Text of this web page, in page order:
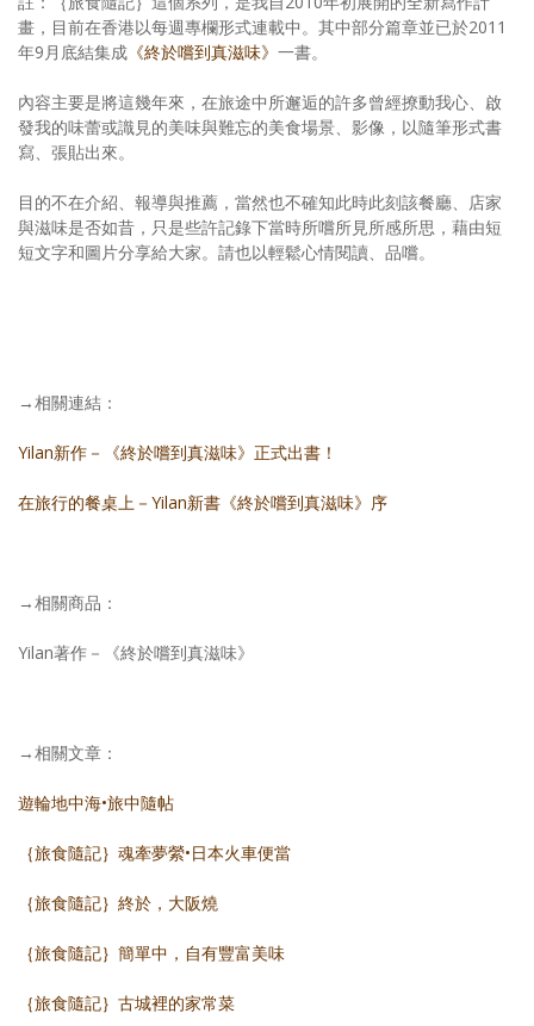
畫，目前在香港以每週專欄形式連載中。其中部分篇章並已於2011
年9月底結集成 《終於嚐到真滋味》 一書。
內容主要是將這幾年來，在旅途中所邂逅的許多曾經撩動我心、啟
發我的味蕾或識見的美味與難忘的美食場景、影像，以隨筆形式書
寫、張貼出來。
目的不在介紹、報導與推薦，當然也不確知此時此刻該餐廳、店家
與滋味是否如昔，只是些許記錄下當時所嚐所見所感所思，藉由短
短文字和圖片分享給大家。請也以輕鬆心情閱讀、品嚐。
→相關連結：
Yilan新作－《終於嚐到真滋味》正式出書！
在旅行的餐桌上－Yilan新書《終於嚐到真滋味》序
→相關商品：
Yilan著作－《終於嚐到真滋味》
→相關文章：
遊輪地中海•旅中隨帖
｛旅食隨記｝魂牽夢縈•日本火車便當
｛旅食隨記｝終於，大阪燒
｛旅食隨記｝簡單中，自有豐富美味
｛旅食隨記｝古城裡的家常菜